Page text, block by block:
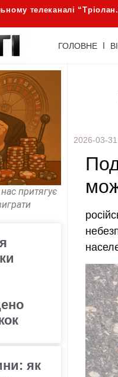
телеканалі
ГОЛОВНЕ
притягує
як
2026-03-31